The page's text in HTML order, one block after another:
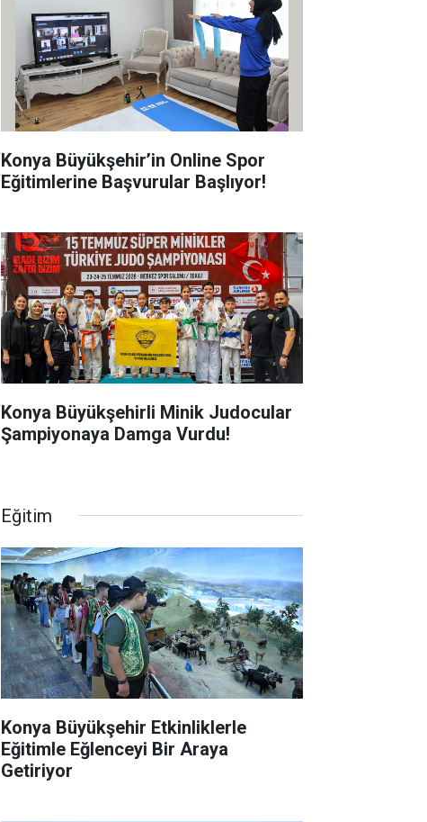
Konya Büyükşehir’in Online Spor
Eğitimlerine Başvurular Başlıyor!
Konya Büyükşehirli Minik Judocular
Şampiyonaya Damga Vurdu!
Eğitim
Konya Büyükşehir Etkinliklerle
Eğitimle Eğlenceyi Bir Araya
Getiriyor